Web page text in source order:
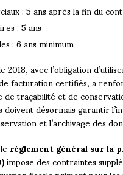
: 5 ans après la fin du
: 5 ans
: 6 ans minimum
2018, avec l’obligation
facturation certifiés, a
traçabilité et de
désormais garantir
et l’archivage des
règlement général sur la
impose des contraintes